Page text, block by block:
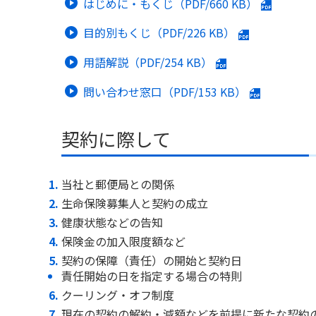
目的別もくじ（PDF/226 KB）
用語解説（PDF/254 KB）
問い合わせ窓口（PDF/153 KB）
契約に際して
当社と郵便局との関係
生命保険募集人と契約の成立
健康状態などの告知
保険金の加入限度額など
契約の保障（責任）の開始と契約日
責任開始の日を指定する場合の特則
クーリング・オフ制度